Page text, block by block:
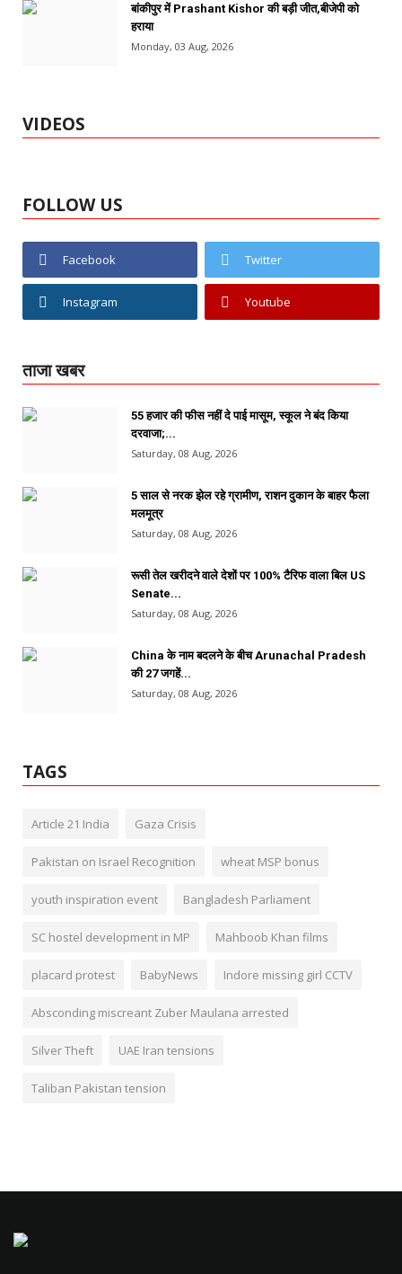
बांकीपुर में Prashant Kishor की बड़ी जीत,बीजेपी को
हराया
Monday, 03 Aug, 2026
VIDEOS
FOLLOW US
Facebook Twitter
Instagram Youtube
ताजा खबर
55 हजार की फीस नहीं दे पाई मासूम, स्कूल ने बंद किया
दरवाजा;...
Saturday, 08 Aug, 2026
5 साल से नरक झेल रहे ग्रामीण, राशन दुकान के बाहर फैला
मलमूत्र
Saturday, 08 Aug, 2026
रूसी तेल खरीदने वाले देशों पर 100% टैरिफ वाला बिल US
Senate...
Saturday, 08 Aug, 2026
China के नाम बदलने के बीच Arunachal Pradesh
की 27 जगहें...
Saturday, 08 Aug, 2026
TAGS
Article 21 India Gaza Crisis
Pakistan on Israel Recognition wheat MSP bonus
youth inspiration event Bangladesh Parliament
SC hostel development in MP Mahboob Khan films
placard protest BabyNews Indore missing girl CCTV
Absconding miscreant Zuber Maulana arrested
Silver Theft UAE Iran tensions
Taliban Pakistan tension